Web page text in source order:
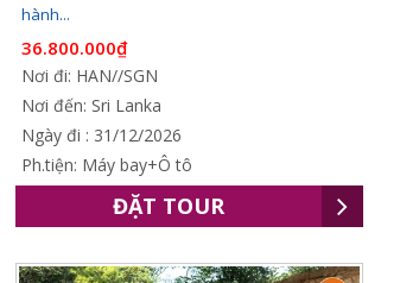
hành...
36.800.000₫
Nơi đi: HAN//SGN
Nơi đến: Sri Lanka
Ngày đi : 31/12/2026
Ph.tiện: Máy bay+Ô tô
ĐẶT TOUR